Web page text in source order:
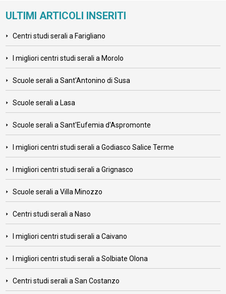
ULTIMI ARTICOLI INSERITI
Centri studi serali a Farigliano
I migliori centri studi serali a Morolo
Scuole serali a Sant'Antonino di Susa
Scuole serali a Lasa
Scuole serali a Sant'Eufemia d'Aspromonte
I migliori centri studi serali a Godiasco Salice Terme
I migliori centri studi serali a Grignasco
Scuole serali a Villa Minozzo
Centri studi serali a Naso
I migliori centri studi serali a Caivano
I migliori centri studi serali a Solbiate Olona
Centri studi serali a San Costanzo